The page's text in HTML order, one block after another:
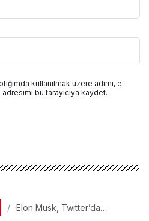
kullanılmak üzere adımı, e-
bu tarayıcıya kaydet.
Elon Musk, Twitter’da